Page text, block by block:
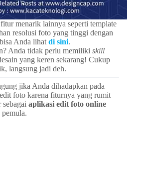
menarik lainnya seperti template
resolusi foto yang tinggi dengan
Anda lihatdi sini.
Anda tidak perlu memiliki skill
yang keren sekarang! Cukup
langsung jadi deh.
jika Anda dihadapkan pada
foto karena fiturnya yang rumit
sebagai aplikasi edit foto online